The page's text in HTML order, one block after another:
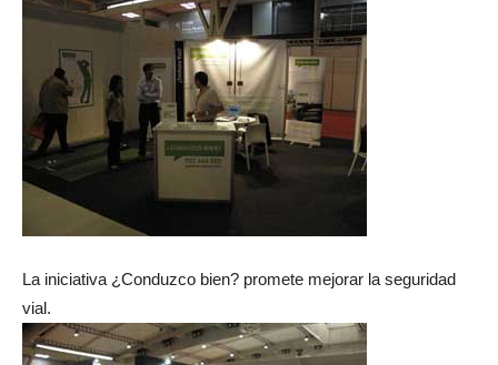
La iniciativa ¿Conduzco bien? promete mejorar la seguridad
vial.